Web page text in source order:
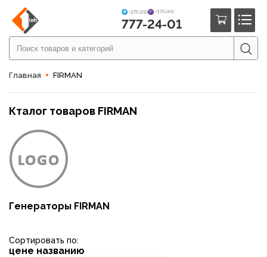
+375 (29) +375 (44)
777-24-01
Главная FIRMAN
Кталог товаров FIRMAN
Генераторы FIRMAN
Сортировать по:
цене названию